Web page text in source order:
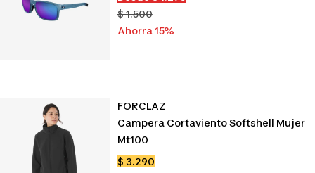
de
venta
Precio
normal
$ 1.500
Ahorra 15%
FORCLAZ
Campera Cortaviento Softshell Mujer
Mt100
Precio
$ 3.290